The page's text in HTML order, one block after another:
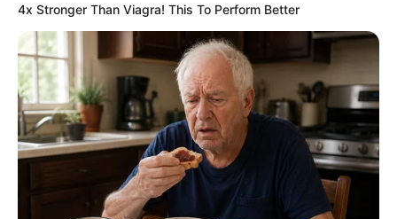
4x Stronger Than Viagra! This To Perform Better